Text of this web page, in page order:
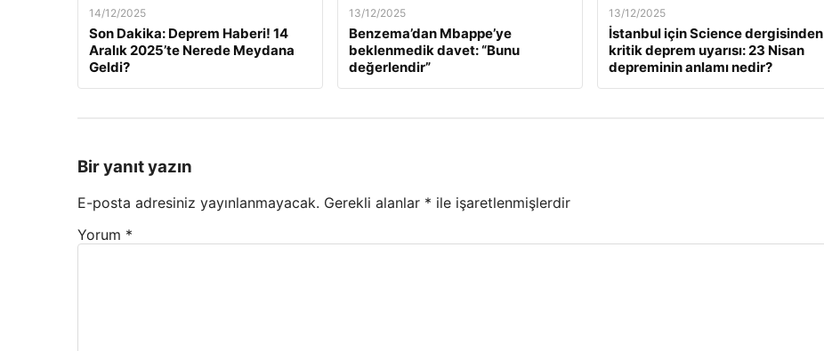
14/12/2025
Son Dakika: Deprem Haberi! 14
Aralık 2025’te Nerede Meydana
Geldi?
13/12/2025
Benzema’dan Mbappe’ye
beklenmedik davet: “Bunu
değerlendir”
13/12/2025
İstanbul için Science dergisinden
kritik deprem uyarısı: 23 Nisan
depreminin anlamı nedir?
Bir yanıt yazın
E-posta adresiniz yayınlanmayacak. Gerekli alanlar * ile işaretlenmişlerdir
Yorum *